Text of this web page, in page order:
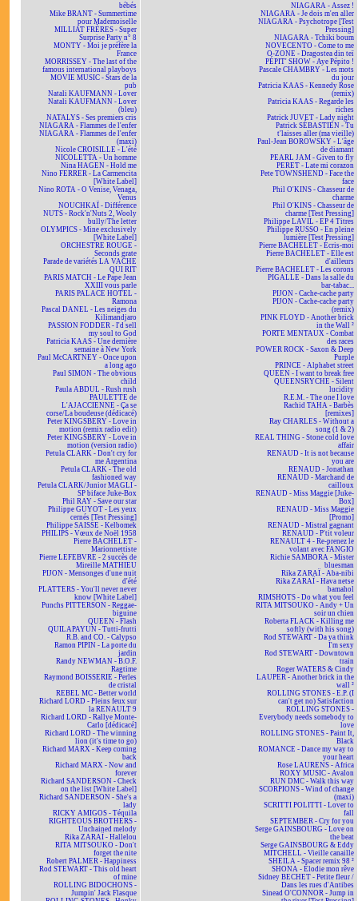
bébés
Mike BRANT - Summertime
pour Mademoiselle
MILLIAT FRÈRES - Super
Surprise Party n° 8
MONTY - Moi je préfère la
France
MORRISSEY - The last of the
famous international playboys
MOVIE MUSIC - Stars de la
pub
Natali KAUFMANN - Lover
Natali KAUFMANN - Lover
(bleu)
NATALYS - Ses premiers cris
NIAGARA - Flammes de l'enfer
NIAGARA - Flammes de l'enfer
(maxi)
Nicole CROISILLE - L'été
NICOLETTA - Un homme
Nina HAGEN - Hold me
Nino FERRER - La Carmencita
[White Label]
Nino ROTA - O Venise, Venaga,
Venus
NOUCHKAÏ - Différence
NUTS - Rock'n'Nuts 2, Wooly
bully/The letter
OLYMPICS - Mine exclusively
[White Label]
ORCHESTRE ROUGE -
Seconds grate
Parade de variétés LA VACHE
QUI RIT
PARIS MATCH - Le Pape Jean
XXIII vous parle
PARIS PALACE HOTEL -
Ramona
Pascal DANEL - Les neiges du
Kilimandjaro
PASSION FODDER - I'd sell
my soul to God
Patricia KAAS - Une dernière
semaine à New York
Paul McCARTNEY - Once upon
a long ago
Paul SIMON - The obvious
child
Paula ABDUL - Rush rush
PAULETTE de
L'AJACCIENNE - Ça se
corse/La boudeuse (dédicacé)
Peter KINGSBERY - Love in
motion (remix radio edit)
Peter KINGSBERY - Love in
motion (version radio)
Petula CLARK - Don't cry for
me Argentina
Petula CLARK - The old
fashioned way
Petula CLARK/Junior MAGLI -
SP biface Juke-Box
Phil RAY - Save our star
Philippe GUYOT - Les yeux
cernés [Test Pressing]
Philippe SAISSE - Kelbomek
PHILIPS - Vœux de Noël 1958
Pierre BACHELET -
Marionnettiste
Pierre LEFEBVRE - 2 succès de
Mireille MATHIEU
PIJON - Mensonges d'une nuit
d'été
PLATTERS - You'll never never
know [White Label]
Punchs PITTERSON - Reggae-
biguine
QUEEN - Flash
QUILAPAYUN - Tutti-frutti
R.B. and CO. - Calypso
Ramon PIPIN - La porte du
jardin
Randy NEWMAN - B.O.F.
Ragtime
Raymond BOISSERIE - Perles
de cristal
REBEL MC - Better world
Richard LORD - Pleins feux sur
la RENAULT 9
Richard LORD - Rallye Monte-
Carlo [dédicacé]
Richard LORD - The winning
lion (it's time to go)
Richard MARX - Keep coming
back
Richard MARX - Now and
forever
Richard SANDERSON - Check
on the list [White Label]
Richard SANDERSON - She's a
lady
RICKY AMIGOS - Téquila
RIGHTEOUS BROTHERS -
Unchained melody
Rika ZARAÏ - Hallelou
RITA MITSOUKO - Don't
forget the nite
Robert PALMER - Happiness
Rod STEWART - This old heart
of mine
ROLLING BIDOCHONS -
Jumpin' Jack Flasque
NIAGARA - Assez !
NIAGARA - Je dois m'en aller
NIAGARA - Psychotrope [Test
Pressing]
NIAGARA - Tchiki boum
NOVECENTO - Come to me
O-ZONE - Dragostea din teï
PÉPIT' SHOW - Aye Pépito !
Pascale CHAMBRY - Les mots
du jour
Patricia KAAS - Kennedy Rose
(remix)
Patricia KAAS - Regarde les
riches
Patrick JUVET - Lady night
Patrick SÉBASTIEN - Tu
t'laisses aller (ma vieille)
Paul-Jean BOROWSKY - L'âge
de diamant
PEARL JAM - Given to fly
PERET - Late mi corazon
Pete TOWNSHEND - Face the
face
Phil O'KINS - Chasseur de
charme
Phil O'KINS - Chasseur de
charme [Test Pressing]
Philippe LAVIL - EP 4 Titres
Philippe RUSSO - En pleine
lumière [Test Pressing]
Pierre BACHELET - Écris-moi
Pierre BACHELET - Elle est
d'ailleurs
Pierre BACHELET - Les corons
PIGALLE - Dans la salle du
bar-tabac...
PIJON - Cache-cache party
PIJON - Cache-cache party
(remix)
PINK FLOYD - Another brick
in the Wall ²
PORTE MENTAUX - Combat
des races
POWER ROCK - Saxon & Deep
Purple
PRINCE - Alphabet street
QUEEN - I want to break free
QUEENSRYCHE - Silent
lucidity
R.E.M. - The one I love
Rachid TAHA - Barbès
[remixes]
Ray CHARLES - Without a
song (1 & 2)
REAL THING - Stone cold love
affair
RENAUD - It is not because
you are
RENAUD - Jonathan
RENAUD - Marchand de
cailloux
RENAUD - Miss Maggie [Juke-
Box]
RENAUD - Miss Maggie
[Promo]
RENAUD - Mistral gagnant
RENAUD - P'tit voleur
RENAULT 4 - Re-prenez le
volant avec FANGIO
Richie SAMBORA - Mister
bluesman
Rika ZARAÏ - Aba-nibi
Rika ZARAÏ - Hava netse
bamahol
RIMSHOTS - Do what you feel
RITA MITSOUKO - Andy + Un
soir un chien
Roberta FLACK - Killing me
softly (with his song)
Rod STEWART - Da ya think
I'm sexy
Rod STEWART - Downtown
train
Roger WATERS & Cindy
LAUPER - Another brick in the
wall ²
ROLLING STONES - E.P. (I
can't get no) Satisfaction
ROLLING STONES -
Everybody needs somebody to
love
ROLLING STONES - Paint It,
Black
ROMANCE - Dance my way to
your heart
Rose LAURENS - Africa
ROXY MUSIC - Avalon
RUN DMC - Walk this way
SCORPIONS - Wind of change
(maxi)
SCRITTI POLITTI - Lover to
fall
SEPTEMBER - Cry for you
Serge GAINSBOURG - Love on
the beat
Serge GAINSBOURG & Eddy
MITCHELL - Vieille canaille
SHEILA - Spacer remix 98 ²
SHONA - Elodie mon rêve
Sidney BECHET - Petite fleur /
Dans les rues d'Antibes
Sinead O'CONNOR - Jump in